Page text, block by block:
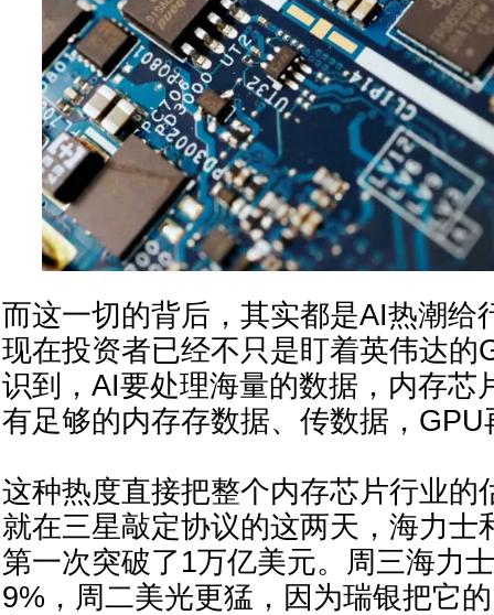
而这一切的背后，其实都是AI热潮给
现在投资者已经不只是盯着英伟达的
识到，AI要处理海量的数据，内存
有足够的内存存数据、传数据，GPU
这种热度直接把整个内存芯片行业的
就在三星敲定协议的这两天，海力士
第一次突破了1万亿美元。周三海力
9%，周二美光更猛，因为瑞银把它